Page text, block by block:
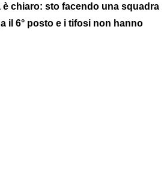
è chiaro: sto facendo una squadra
il 6° posto e i tifosi non hanno